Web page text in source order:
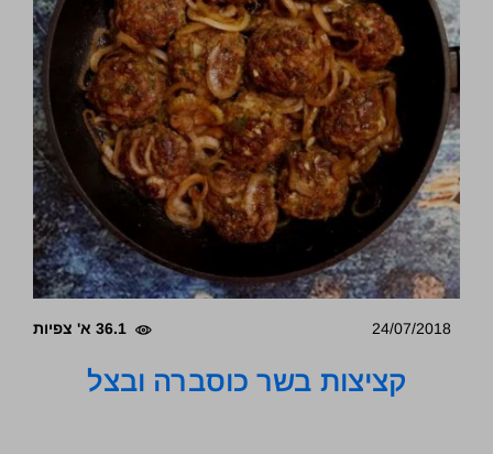
24/07/2018 36.1 א' צפיות
קציצות בשר כוסברה ובצל